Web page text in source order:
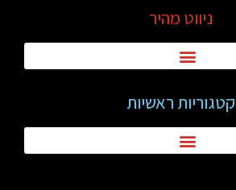
ניווט מהיר
קטגוריות ראשיות